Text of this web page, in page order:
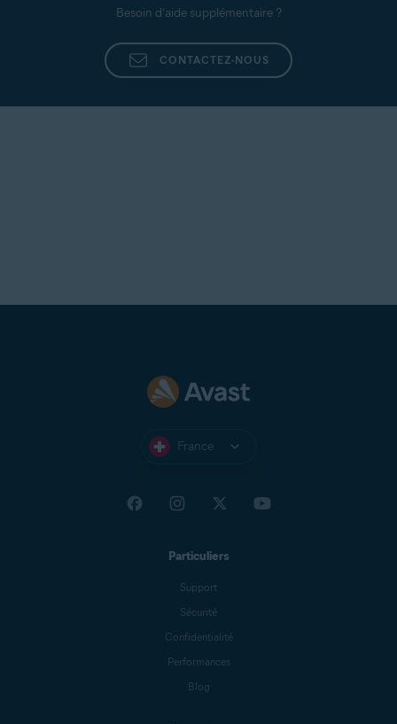
Besoin d’aide supplémentaire ?
CONTACTEZ-NOUS
France
Particuliers
Support
Sécurité
Confidentialité
Performances
Blog